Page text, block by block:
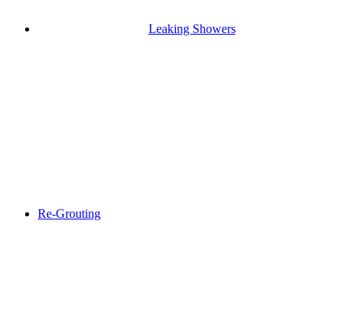
Leaking Showers
Re-Grouting